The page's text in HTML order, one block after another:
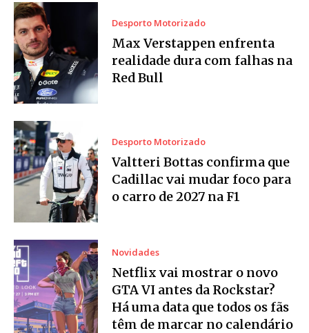
Desporto Motorizado
Max Verstappen enfrenta
realidade dura com falhas na
Red Bull
Desporto Motorizado
Valtteri Bottas confirma que
Cadillac vai mudar foco para
o carro de 2027 na F1
Novidades
Netflix vai mostrar o novo
GTA VI antes da Rockstar?
Há uma data que todos os fãs
têm de marcar no calendário